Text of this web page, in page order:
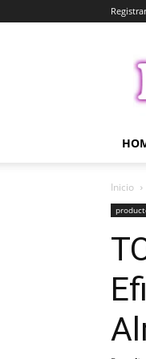
Inicio